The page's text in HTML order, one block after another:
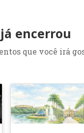
encerrou
que você irá